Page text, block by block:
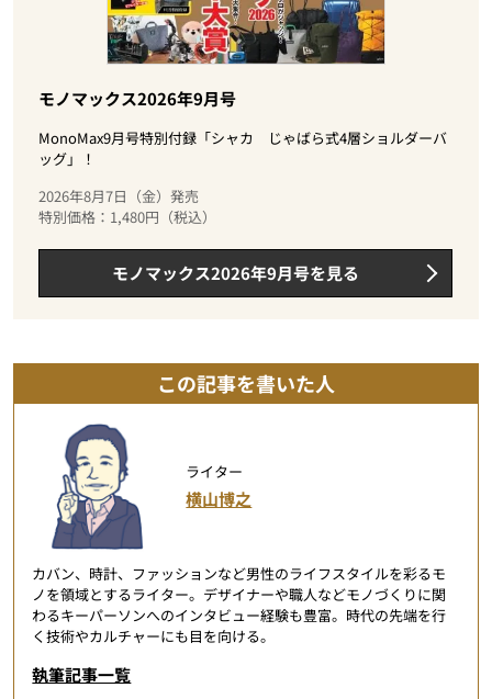
モノマックス2026年9月号
MonoMax9月号特別付録「シャカ じゃばら式4層ショルダーバ
ッグ」！
2026年8月7日（金）発売
特別価格：1,480円（税込）
モノマックス2026年9月号を見る
この記事を書いた人
ライター
横山博之
カバン、時計、ファッションなど男性のライフスタイルを彩るモ
ノを領域とするライター。デザイナーや職人などモノづくりに関
わるキーパーソンへのインタビュー経験も豊富。時代の先端を行
く技術やカルチャーにも目を向ける。
執筆記事一覧